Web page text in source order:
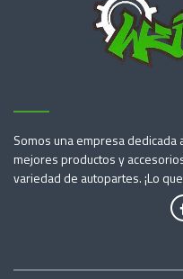
Somos una empresa dedicada
mejores productos y
variedad de autopartes. ¡Lo